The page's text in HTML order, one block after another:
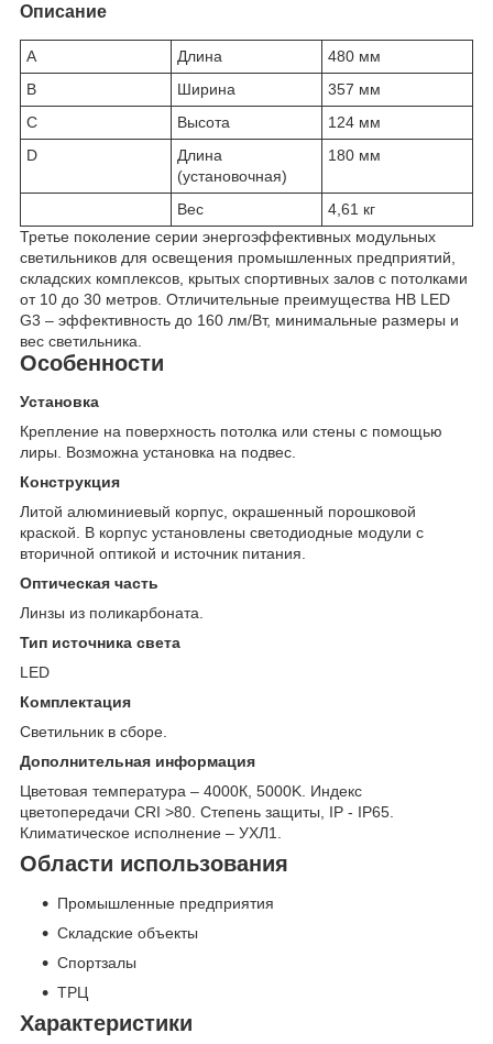
Описание
A Длина
480 мм
B
Ширина
357 мм
C
Высота
124 мм
D
Длина
(установочная)
180 мм
Вес
4,61 кг
Третье поколение серии энергоэффективных модульных
светильников для освещения промышленных предприятий,
складских комплексов, крытых спортивных залов с потолками
от 10 до 30 метров. Отличительные преимущества HB LED
G3 – эффективность до 160 лм/Вт, минимальные размеры и
вес светильника.
Особенности
Установка
Крепление на поверхность потолка или стены с помощью
лиры. Возможна установка на подвес.
Конструкция
Литой алюминиевый корпус, окрашенный порошковой
краской. В корпус установлены светодиодные модули с
вторичной оптикой и источник питания.
Оптическая часть
Линзы из поликарбоната.
Тип источника света
LED
Комплектация
Светильник в сборе.
Дополнительная информация
Цветовая температура – 4000К, 5000K. Индекс
цветопередачи CRI >80. Степень защиты, IP - IP65.
Климатическое исполнение – УХЛ1.
Области использования
Промышленные предприятия
Складские объекты
Спортзалы
ТРЦ
Характеристики